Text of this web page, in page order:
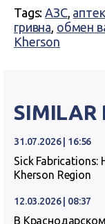
Tags:АЗС,
гривна, обмен
Kherson
SIMILAR
31.07.2026 | 16:56
Sick Fabrications:
Kherson Region
12.03.2026 | 08:37
В